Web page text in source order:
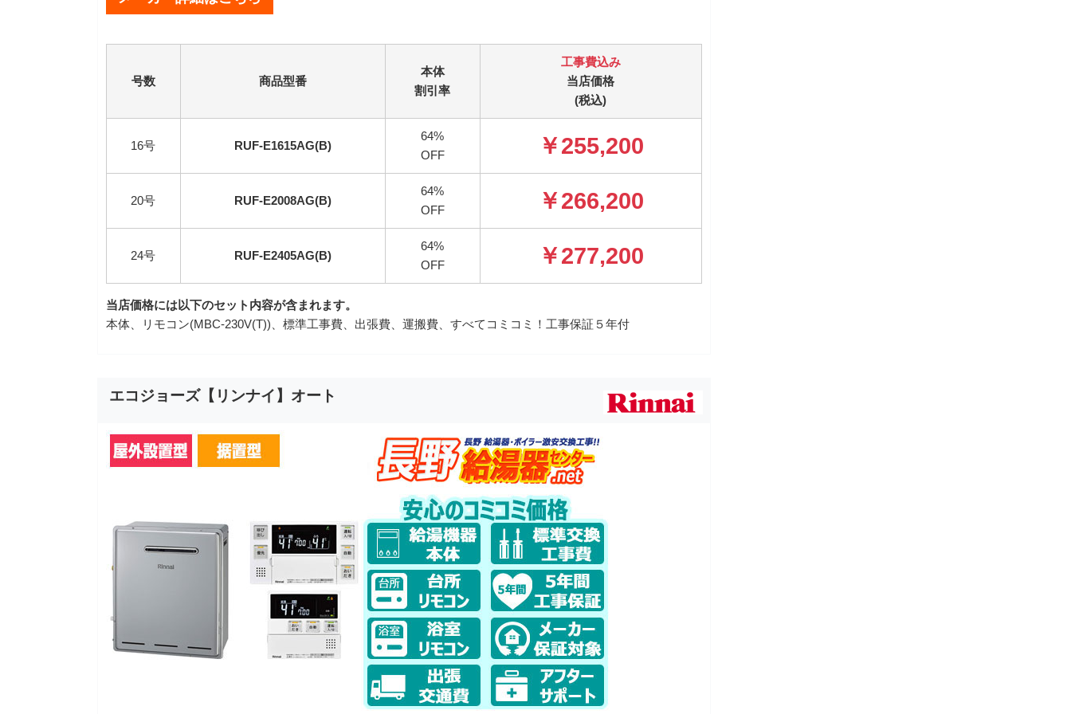
号数 商品型番
本体
割引率
工事費込み
当店価格
(税込)
16号 RUF-E1615AG(B)
64%
OFF
￥255,200
20号 RUF-E2008AG(B)
64%
OFF
￥266,200
24号 RUF-E2405AG(B)
64%
OFF
￥277,200
当店価格には以下のセット内容が含まれます。
本体、リモコン(MBC-230V(T))、標準工事費、出張費、運搬費、すべてコミコミ！工事保証５年付
エコジョーズ【リンナイ】オート